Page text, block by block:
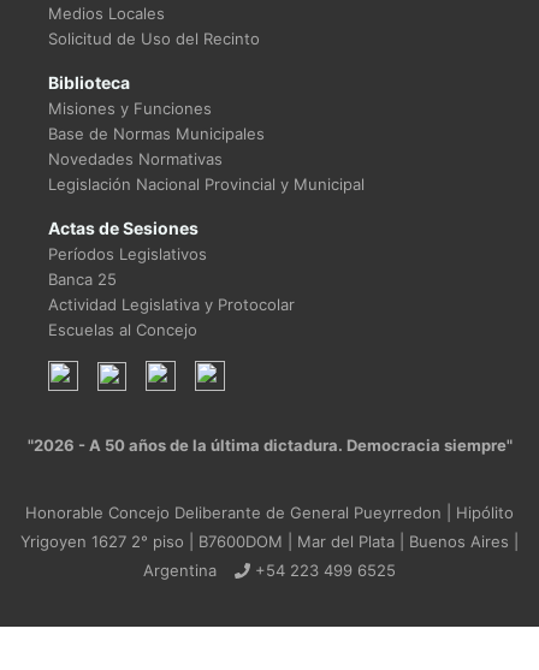
Medios Locales
Solicitud de Uso del Recinto
Biblioteca
Misiones y Funciones
Base de Normas Municipales
Novedades Normativas
Legislación Nacional Provincial y Municipal
Actas de Sesiones
Períodos Legislativos
Banca 25
Actividad Legislativa y Protocolar
Escuelas al Concejo
"2026 - A 50 años de la última dictadura. Democracia siempre"
Honorable Concejo Deliberante de General Pueyrredon | Hipólito
Yrigoyen 1627 2° piso | B7600DOM | Mar del Plata | Buenos Aires |
Argentina
+54 223 499 6525